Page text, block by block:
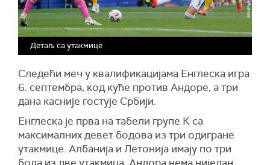
Детаљ са утакмице
Следећи меч у квалификацијама Енглеска игра
6. септембра, код куће против Андоре, а три
дана касније гостује Србији.
Енглеска је прва на табели групе К са
максималних девет бодова из три одигране
утакмице. Албанија и Летонија имају по три